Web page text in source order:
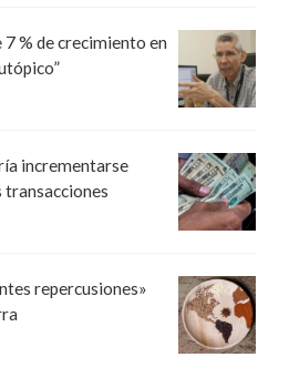
7 % de crecimiento en
incrementarse
transacciones
repercusiones»